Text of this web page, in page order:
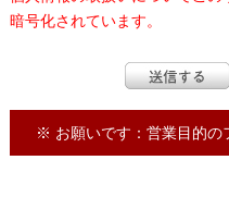
暗号化されています。
※ お願いです：営業目的の